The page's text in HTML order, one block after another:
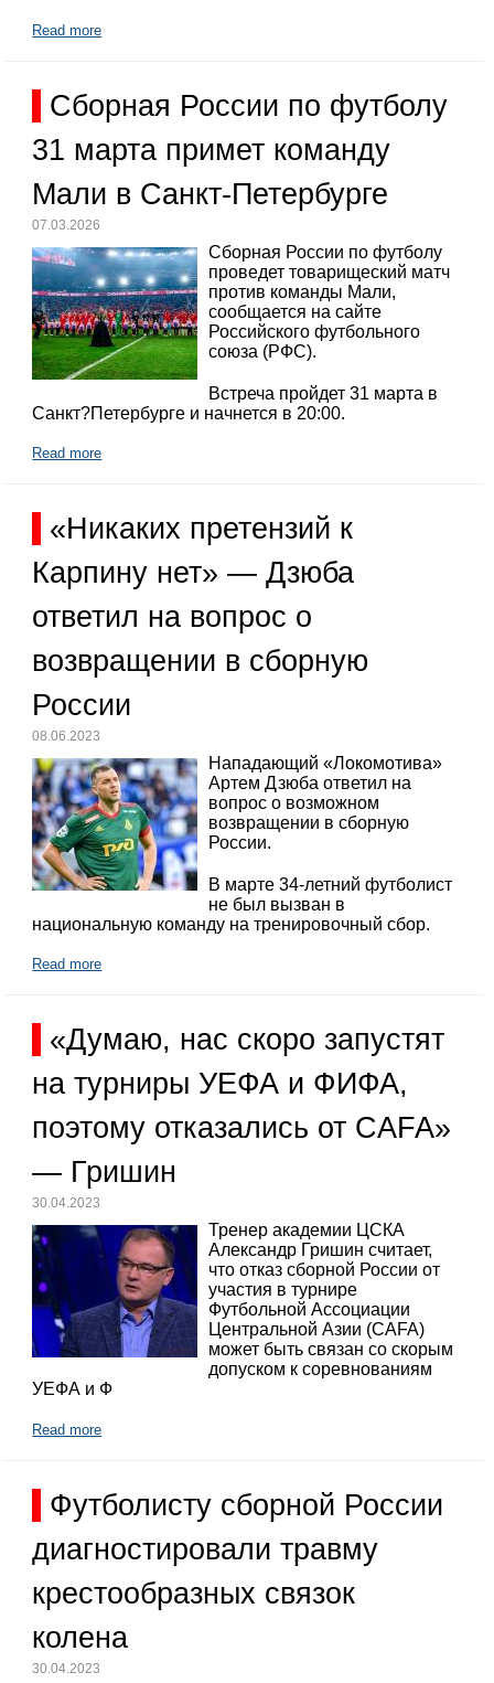
Read more
Сборная России по футболу
31 марта примет команду
Мали в Санкт-Петербурге
07.03.2026
Сборная России по футболу
проведет товарищеский матч
против команды Мали,
сообщается на сайте
Российского футбольного
союза (РФС).
Встреча пройдет 31 марта в
Санкт?Петербурге и начнется в 20:00.
Read more
«Никаких претензий к
Карпину нет» — Дзюба
ответил на вопрос о
возвращении в сборную
России
08.06.2023
Нападающий «Локомотива»
Артем Дзюба ответил на
вопрос о возможном
возвращении в сборную
России.
В марте 34-летний футболист
не был вызван в
национальную команду на тренировочный сбор.
Read more
«Думаю, нас скоро запустят
на турниры УЕФА и ФИФА,
поэтому отказались от CAFA»
— Гришин
30.04.2023
Тренер академии ЦСКА
Александр Гришин считает,
что отказ сборной России от
участия в турнире
Футбольной Ассоциации
Центральной Азии (CAFA)
может быть связан со скорым
допуском к соревнованиям
УЕФА и Ф
Read more
Футболисту сборной России
диагностировали травму
крестообразных связок
колена
30.04.2023